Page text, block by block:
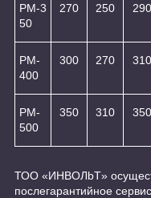
РМ-3
50
270 250 290
PM-
400
300 270 310
PM-
500
350 310 350
ТОО «ИНBOЛbT»
послегарантийное